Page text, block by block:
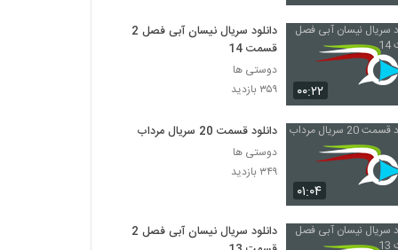
سریال Friends فصل اول قسمت 20
۲۴۷ بازدید
سریال Friends فصل اول قسمت 21
۳۵۳ بازدید
سریال Friends فصل اول قسمت 22
۱,۳۴۰ بازدید
سریال Friends فصل اول قسمت 23
۲۰۶ بازدید
۰۰:۲۲
دانلود سریال نیسان آبی فصل 2
قسمت 14
دوستی ها
۳۵۹ بازدید
۰۱:۰۴
دانلود قسمت 20 سریال مرداب
دوستی ها
۳۴۹ بازدید
دانلود سریال نیسان آبی فصل 2